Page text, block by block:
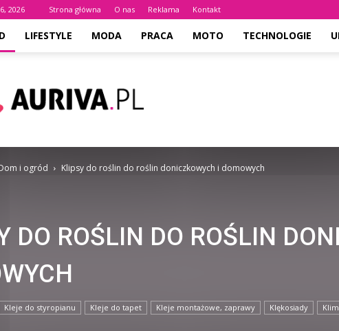
2026 Strona główna O nas Reklama Kontakt
LIFESTYLE MODA PRACA MOTO TECHNOLOGIE
i ogród Klipsy do roślin do roślin doniczkowych i domowych
DO ROŚLIN DO ROŚLIN
Kleje do styropianu Kleje do tapet Kleje montażowe, zaprawy Klękosiady